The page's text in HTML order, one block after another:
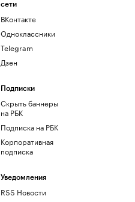
сети
ВКонтакте
Одноклассники
Telegram
Дзен
Подписки
Скрыть баннеры
на РБК
Подписка на РБК
Корпоративная
подписка
Уведомления
RSS Новости